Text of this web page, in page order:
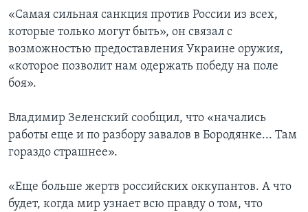
«Самая сильная санкция против России из всех,
которые только могут быть», он связал с
возможностью предоставления Украине оружия,
«которое позволит нам одержать победу на поле
боя».
Владимир Зеленский сообщил, что «начались
работы еще и по разбору завалов в Бородянке... Там
гораздо страшнее».
«Еще больше жертв российских оккупантов. А что
будет, когда мир узнает всю правду о том, что